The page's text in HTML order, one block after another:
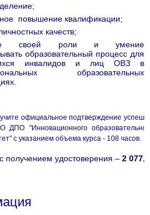
повышение квалификации;
качеств;
своей роли и умение
образовательный процесс для
инвалидов и лиц ОВЗ в
образовательных
официальное подтверждение
ДПО "Инновационного
с указанием объема курса - 108 часов.
получением удостоверения – 2